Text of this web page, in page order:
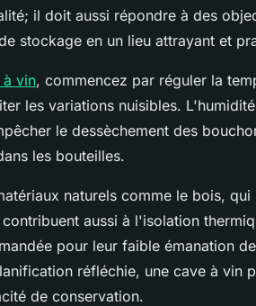
il doit aussi répondre à des
stockage en un lieu attrayant et
vin, commencez par réguler la
les variations nuisibles.
le dessèchement des
les bouteilles.
naturels comme le bois, qui
aussi à l'isolation
pour leur faible émanation
réfléchie, une cave à vin
de conservation.